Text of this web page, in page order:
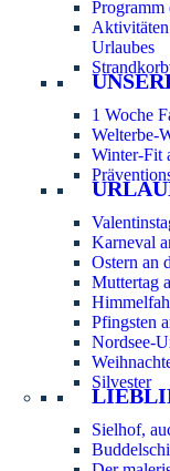
Programm
Urlaubes
1 Woche
Welterbe-
Winter-Fit
Karneval
Ostern an
Muttertag
Pfingsten
Nordsee-
Silvester
Sielhof,